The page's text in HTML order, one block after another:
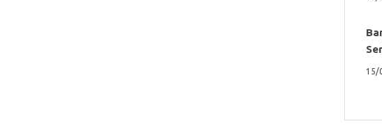
15/